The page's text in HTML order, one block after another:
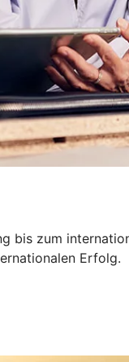
bis zum
Erfolg.